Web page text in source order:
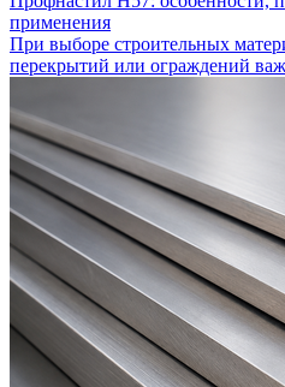
применения
При выборе строительных
перекрытий или ограждений